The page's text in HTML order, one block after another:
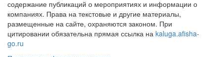
содержание публикаций о мероприятиях и информации о
компаниях. Права на текстовые и другие материалы,
размещенные на сайте, охраняются законом. При
цитировании обязательна прямая ссылка на kaluga.afisha-
go.ru